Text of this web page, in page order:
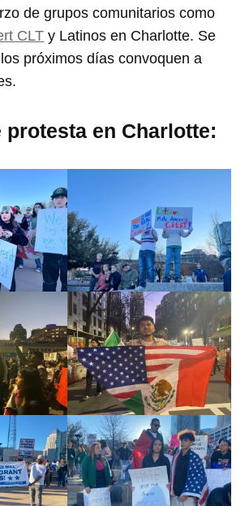
de grupos comunitarios como
CLT y Latinos en Charlotte. Se
próximos días convoquen a
protesta en Charlotte: